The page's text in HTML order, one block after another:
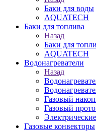
Баки для воды
AQUATECH
Баки для топлива
Назад
Баки для
AQUATECH
Водонагреватели
Назад
Газовый
Газовый
Газовые конвекторы